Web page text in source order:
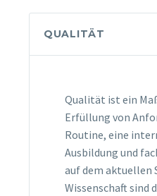
QUALITÄT
Qualität ist ein
Erfüllung von
Routine, eine
Ausbildung und
auf dem aktuellen
Wissenschaft sind